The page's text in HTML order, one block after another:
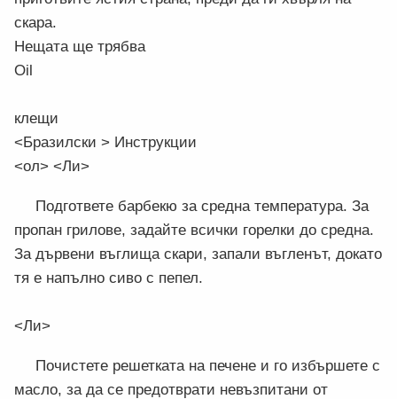
скара.
Нещата ще трябва
Oil
клещи
<Бразилски > Инструкции
<ол> <Ли>
Подгответе барбекю за средна температура. За
пропан грилове, задайте всички горелки до средна.
За дървени въглища скари, запали въгленът, докато
тя е напълно сиво с пепел.
<Ли>
Почистете решетката на печене и го избършете с
масло, за да се предотврати невъзпитани от